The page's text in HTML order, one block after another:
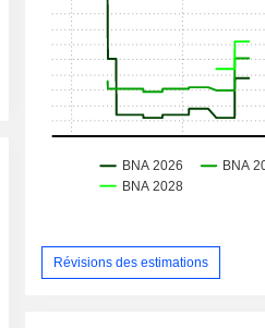
Révisions des estimations